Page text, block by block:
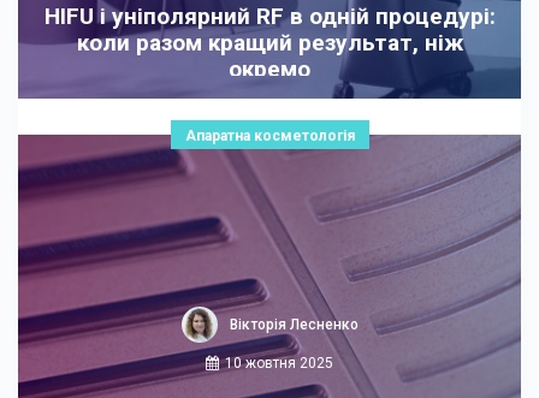
HIFU і уніполярний RF в одній процедурі:
коли разом кращий результат, ніж
окремо
Апаратна косметологія
Вікторія Лесненко
10 жовтня 2025